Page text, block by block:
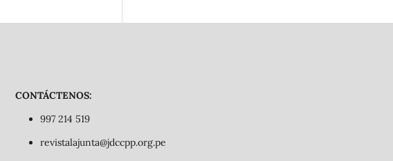
CONTÁCTENOS:
997 214 519
revistalajunta@jdccpp.org.pe